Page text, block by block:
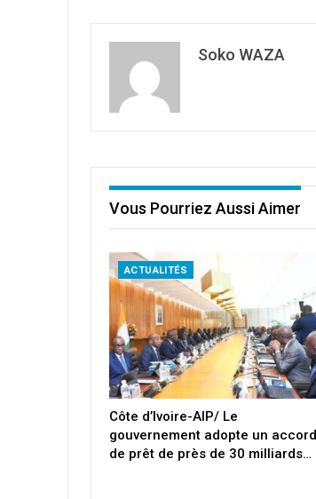
Soko WAZA
Vous Pourriez Aussi Aimer
ACTUALITÉS
Côte d’Ivoire-AIP/ Le
gouvernement adopte un accord
de prêt de près de 30 milliards…